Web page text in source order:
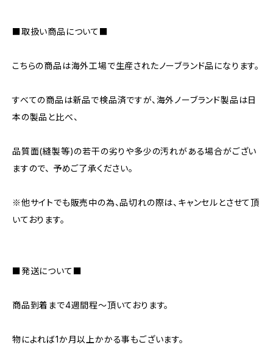
■取扱い商品について■
こちらの商品は海外工場で生産されたノーブランド品になります。
すべての商品は新品で検品済ですが、海外ノーブランド製品は日
本の製品と比べ、
品質面(縫製等)の若干の劣りや多少の汚れがある場合がござい
ますので、 予めご了承ください。
※他サイトでも販売中の為、品切れの際は、キャンセルとさせて頂
いております。
■発送について■
商品到着まで4週間程～頂いております。
物によれば1か月以上かかる事もございます。